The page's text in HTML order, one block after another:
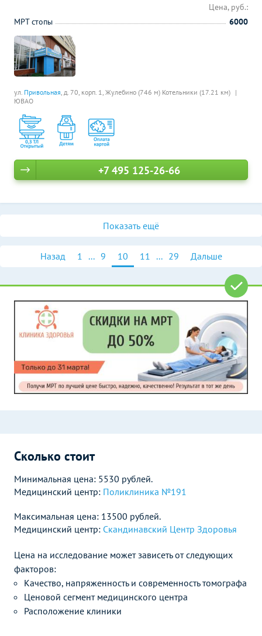
ул. Привольная, д. 70, корп. 1, Жулебино (746 м) Котельники (17.21 км)
ЮВАО
Цена, руб.:
МРТ стопы
6000
+7 495 125-26-66
Показать ещё
Назад 1 ... 9 10 11 ... 29 Дальше
Сколько стоит
Минимальная цена: 5530 рублей.
Медицинский центр: Поликлиника №191
Максимальная цена: 13500 рублей.
Медицинский центр: Скандинавский Центр Здоровья
Цена на исследование может зависеть от следующих
факторов:
Качество, напряженность и современность томографа
Ценовой сегмент медицинского центра
Расположение клиники